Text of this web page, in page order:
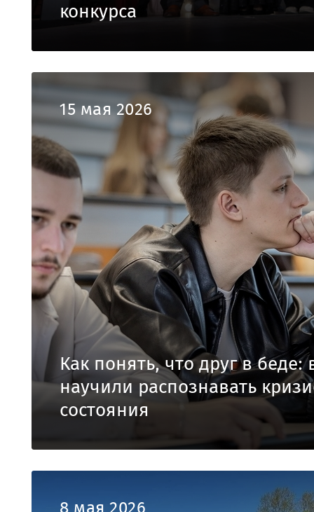
конкурса
15 мая 2026
Как понять, что друг в беде:
научили распознавать
состояния
8 мая 2026